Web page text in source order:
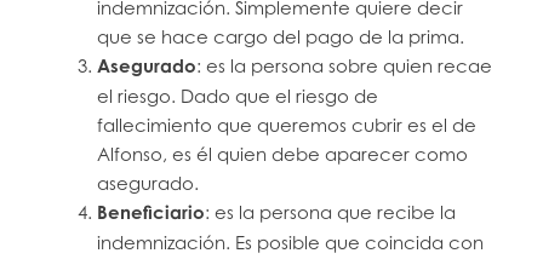
indemnización. Simplemente quiere decir
que se hace cargo del pago de la prima.
Asegurado: es la persona sobre quien recae
el riesgo. Dado que el riesgo de
fallecimiento que queremos cubrir es el de
Alfonso, es él quien debe aparecer como
asegurado.
Beneficiario: es la persona que recibe la
indemnización. Es posible que coincida con